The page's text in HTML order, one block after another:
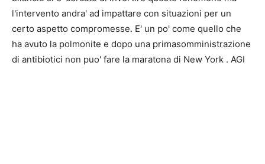
l'intervento andra' ad impattare con situazioni per un
certo aspetto compromesse. E' un po' come quello che
ha avuto la polmonite e dopo una primasomministrazione
di antibiotici non puo' fare la maratona di New York . AGI